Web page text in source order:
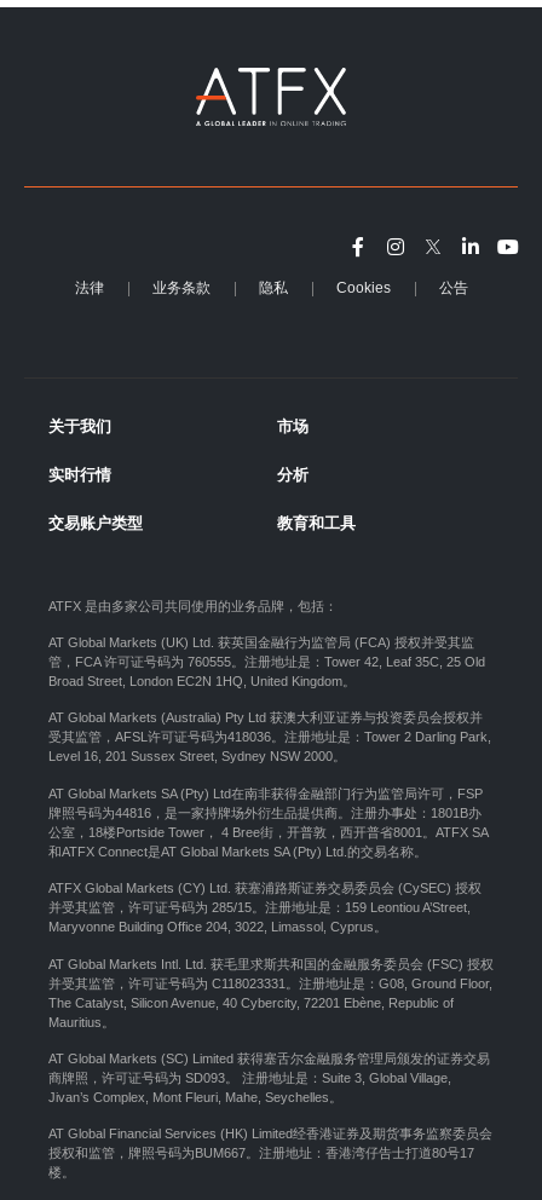
法律 业务条款 隐私 Cookies 公告
关于我们 市场
实时行情 分析
交易账户类型 教育和工具
ATFX 是由多家公司共同使用的业务品牌，包括：
AT Global Markets (UK) Ltd. 获英国金融行为监管局 (FCA) 授权并受其监
管，FCA 许可证号码为 760555。注册地址是：Tower 42, Leaf 35C, 25 Old
Broad Street, London EC2N 1HQ, United Kingdom。
AT Global Markets (Australia) Pty Ltd 获澳大利亚证券与投资委员会授权并
受其监管，AFSL许可证号码为418036。注册地址是：Tower 2 Darling Park,
Level 16, 201 Sussex Street, Sydney NSW 2000。
AT Global Markets SA (Pty) Ltd在南非获得金融部门行为监管局许可，FSP
牌照号码为44816，是一家持牌场外衍生品提供商。注册办事处：1801B办
公室，18楼Portside Tower， 4 Bree街，开普敦，西开普省8001。ATFX SA
和ATFX Connect是AT Global Markets SA (Pty) Ltd.的交易名称。
ATFX Global Markets (CY) Ltd. 获塞浦路斯证券交易委员会 (CySEC) 授权
并受其监管，许可证号码为 285/15。注册地址是：159 Leontiou A’Street,
Maryvonne Building Office 204, 3022, Limassol, Cyprus。
AT Global Markets Intl. Ltd. 获毛里求斯共和国的金融服务委员会 (FSC) 授权
并受其监管，许可证号码为 C118023331。注册地址是：G08, Ground Floor,
The Catalyst, Silicon Avenue, 40 Cybercity, 72201 Ebène, Republic of
Mauritius。
AT Global Markets (SC) Limited 获得塞舌尔金融服务管理局颁发的证券交易
商牌照，许可证号码为 SD093。 注册地址是：Suite 3, Global Village,
Jivan’s Complex, Mont Fleuri, Mahe, Seychelles。
AT Global Financial Services (HK) Limited经香港证券及期货事务监察委员会
授权和监管，牌照号码为BUM667。注册地址：香港湾仔告士打道80号17
楼。